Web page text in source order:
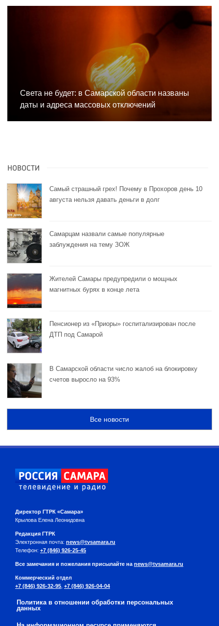
Света не будет: в Самарской области названы
даты и адреса массовых отключений
НОВОСТИ
Самый страшный грех! Почему в Прохоров день 10
августа нельзя давать деньги в долг
Самарцам назвали самые популярные
заблуждения на тему ЗОЖ
Жителей Самары предупредили о мощных
магнитных бурях в конце лета
Пенсионер из «Приоры» госпитализирован после
ДТП под Самарой
В Самарской области число жалоб на блокировку
счетов выросло на 93%
Все новости
Директор ГТРК «Самара»
Крылова Елена Леонидовна
Редакция ГТРК
Электронная почта: news@tvsamara.ru
Телефон: +7 (846) 926-25-45
Все замечания и пожелания присылайте на news@tvsamara.ru
Коммерческий отдел
+7 (846) 926-32-95 +7 (846) 926-04-04
Политика в отношении обработки персональных
данных